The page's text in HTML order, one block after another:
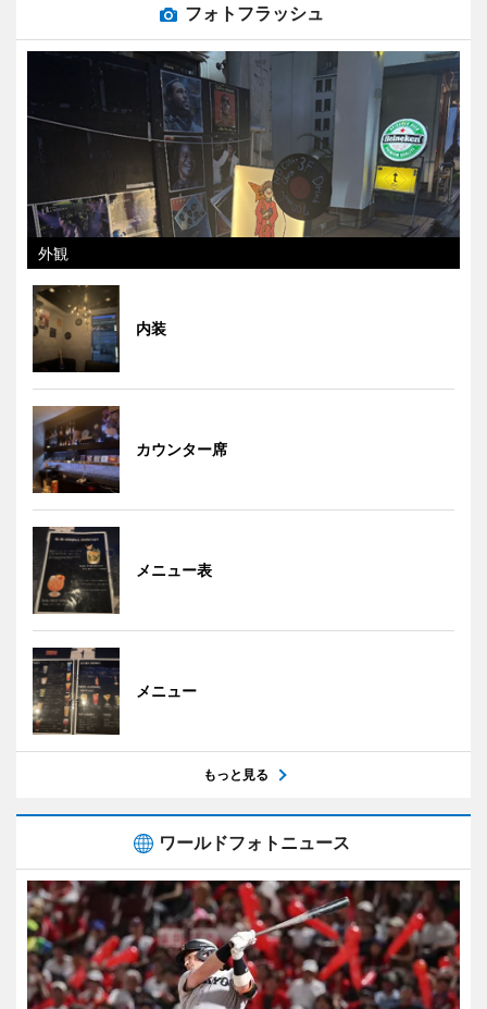
フォトフラッシュ
外観
内装
カウンター席
メニュー表
メニュー
もっと見る
ワールドフォトニュース